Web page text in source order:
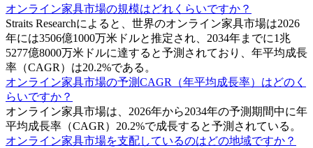
オンライン家具市場の規模はどれくらいですか？
Straits Researchによると、世界のオンライン家具市場は2026
年には3506億1000万米ドルと推定され、2034年までに1兆
5277億8000万米ドルに達すると予測されており、年平均成長
率（CAGR）は20.2%である。
オンライン家具市場の予測CAGR（年平均成長率）はどのく
らいですか？
オンライン家具市場は、2026年から2034年の予測期間中に年
平均成長率（CAGR）20.2%で成長すると予測されている。
オンライン家具市場を支配しているのはどの地域ですか？